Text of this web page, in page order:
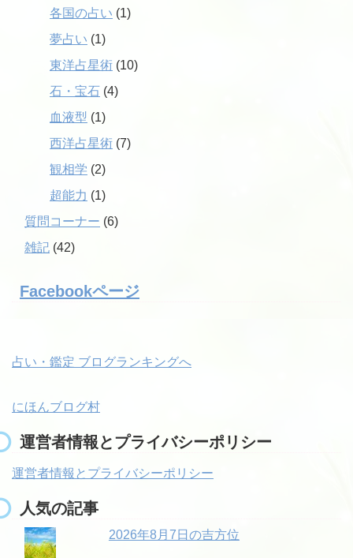
各国の占い (1)
夢占い (1)
東洋占星術 (10)
石・宝石 (4)
血液型 (1)
西洋占星術 (7)
観相学 (2)
超能力 (1)
質問コーナー (6)
雑記 (42)
Facebookページ
占い・鑑定 ブログランキングへ
にほんブログ村
運営者情報とプライバシーポリシー
運営者情報とプライバシーポリシー
人気の記事
2026年8月7日の吉方位